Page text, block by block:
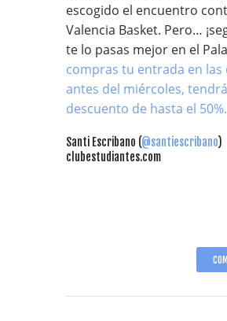
escogido el encuentro
Valencia Basket. Pero…
te lo pasas mejor en el
compras tu entrada en las
antes del miércoles,
descuento de hasta el 50%.
Santi Escribano (@santiescribano)
clubestudiantes.com